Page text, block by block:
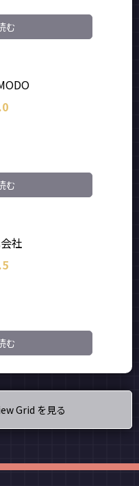
む
む
社
む
Grid を見る